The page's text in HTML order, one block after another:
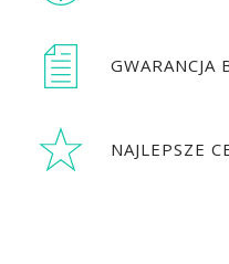
GWARANCJA
NAJLEPSZE